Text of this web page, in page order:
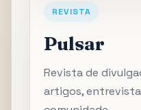
REVISTA
Pulsar
Revista de
artigos,